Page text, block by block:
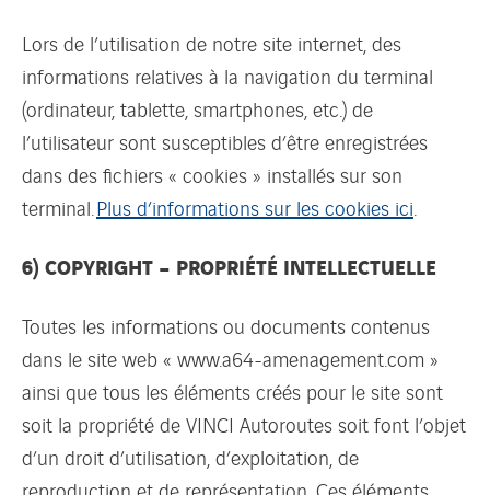
Lors de l’utilisation de notre site internet, des
informations relatives à la navigation du terminal
(ordinateur, tablette, smartphones, etc.) de
l’utilisateur sont susceptibles d’être enregistrées
dans des fichiers « cookies » installés sur son
terminal. Plus d’informations sur les cookies ici
6) COPYRIGHT – PROPRIÉTÉ INTELLECTUELLE
Toutes les informations ou documents contenus
dans le site web « www.a64-amenagement.com »
ainsi que tous les éléments créés pour le site sont
soit la propriété de VINCI Autoroutes soit font l’objet
d’un droit d’utilisation, d’exploitation, de
reproduction et de représentation. Ces éléments